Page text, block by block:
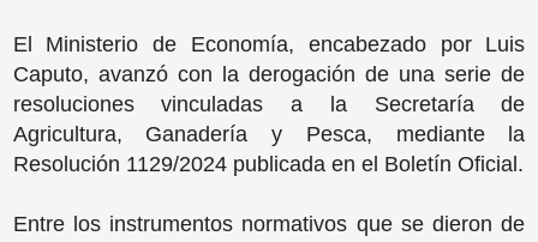
El Ministerio de Economía, encabezado por Luis
Caputo, avanzó con la derogación de una serie de
resoluciones vinculadas a la Secretaría de
Agricultura, Ganadería y Pesca, mediante la
Resolución 1129/2024 publicada en el Boletín Oficial.
Entre los instrumentos normativos que se dieron de